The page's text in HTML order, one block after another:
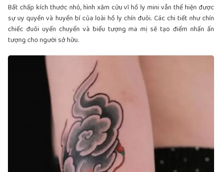
Bất chấp kích thước nhỏ, hình xăm cửu vĩ hồ ly mini vẫn thể hiện được
sự uy quyền và huyền bí của loài hồ ly chín đuôi. Các chi tiết như chín
chiếc đuôi uyển chuyển và biểu tượng ma mị sẽ tạo điểm nhấn ấn
tượng cho người sở hữu.